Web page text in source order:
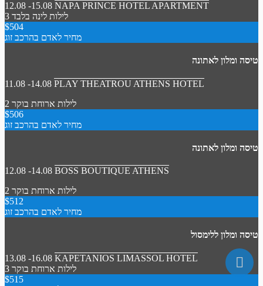
12.08 -15.08 NAPA PRINCE HOTEL APARTMENT
3 לילות לינה בלבד
$504
מחיר לאדם בהרכב זוג
טיסה ומלון לאתונה
11.08 -14.08 PLAY THEATROU ATHENS HOTEL
2 לילות ארוחת בוקר
$506
מחיר לאדם בהרכב זוג
טיסה ומלון לאתונה
12.08 -14.08 BOSS BOUTIQUE ATHENS
2 לילות ארוחת בוקר
$512
מחיר לאדם בהרכב זוג
טיסה ומלון ללימסול
13.08 -16.08 KAPETANIOS LIMASSOL HOTEL
3 לילות ארוחת בוקר
$515